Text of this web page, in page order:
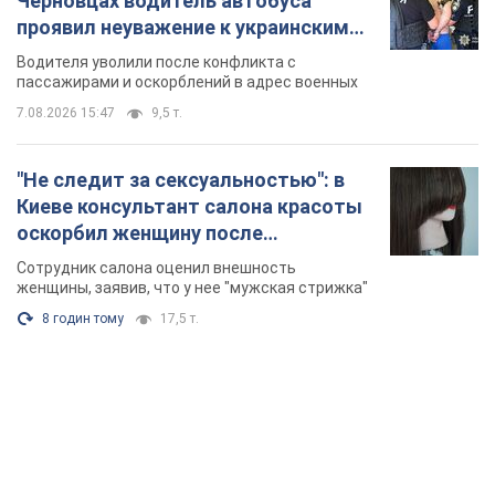
оскорбил женщину после
химиотерапии, разгорелся скандал.
Фото
женщины, заявив, что у нее "мужская стрижка"